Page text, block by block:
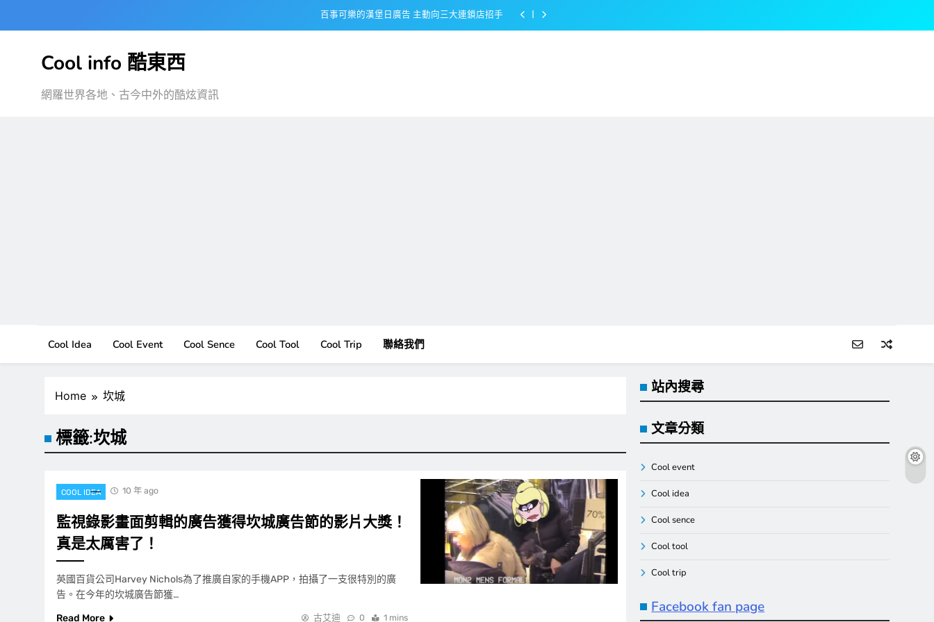
百事可樂的漢堡日廣告 主動向三大連鎖店招手
Cool info 酷東西
網羅世界各地、古今中外的酷炫資訊
Cool Idea Cool Event Cool Sence Cool Tool Cool Trip 聯絡我們
Home 坎城
標籤:坎城
COOL IDEA 10 年 ago
監視錄影畫面剪輯的廣告獲得坎城廣告節的影片大獎！
真是太厲害了！
英國百貨公司Harvey Nichols為了推廣自家的手機APP，拍攝了一支很特別的廣
告。在今年的坎城廣告節獲…
Read More
古艾迪 0 1 mins
站內搜尋
文章分類
Cool event
Cool idea
Cool sence
Cool tool
Cool trip
Facebook fan page